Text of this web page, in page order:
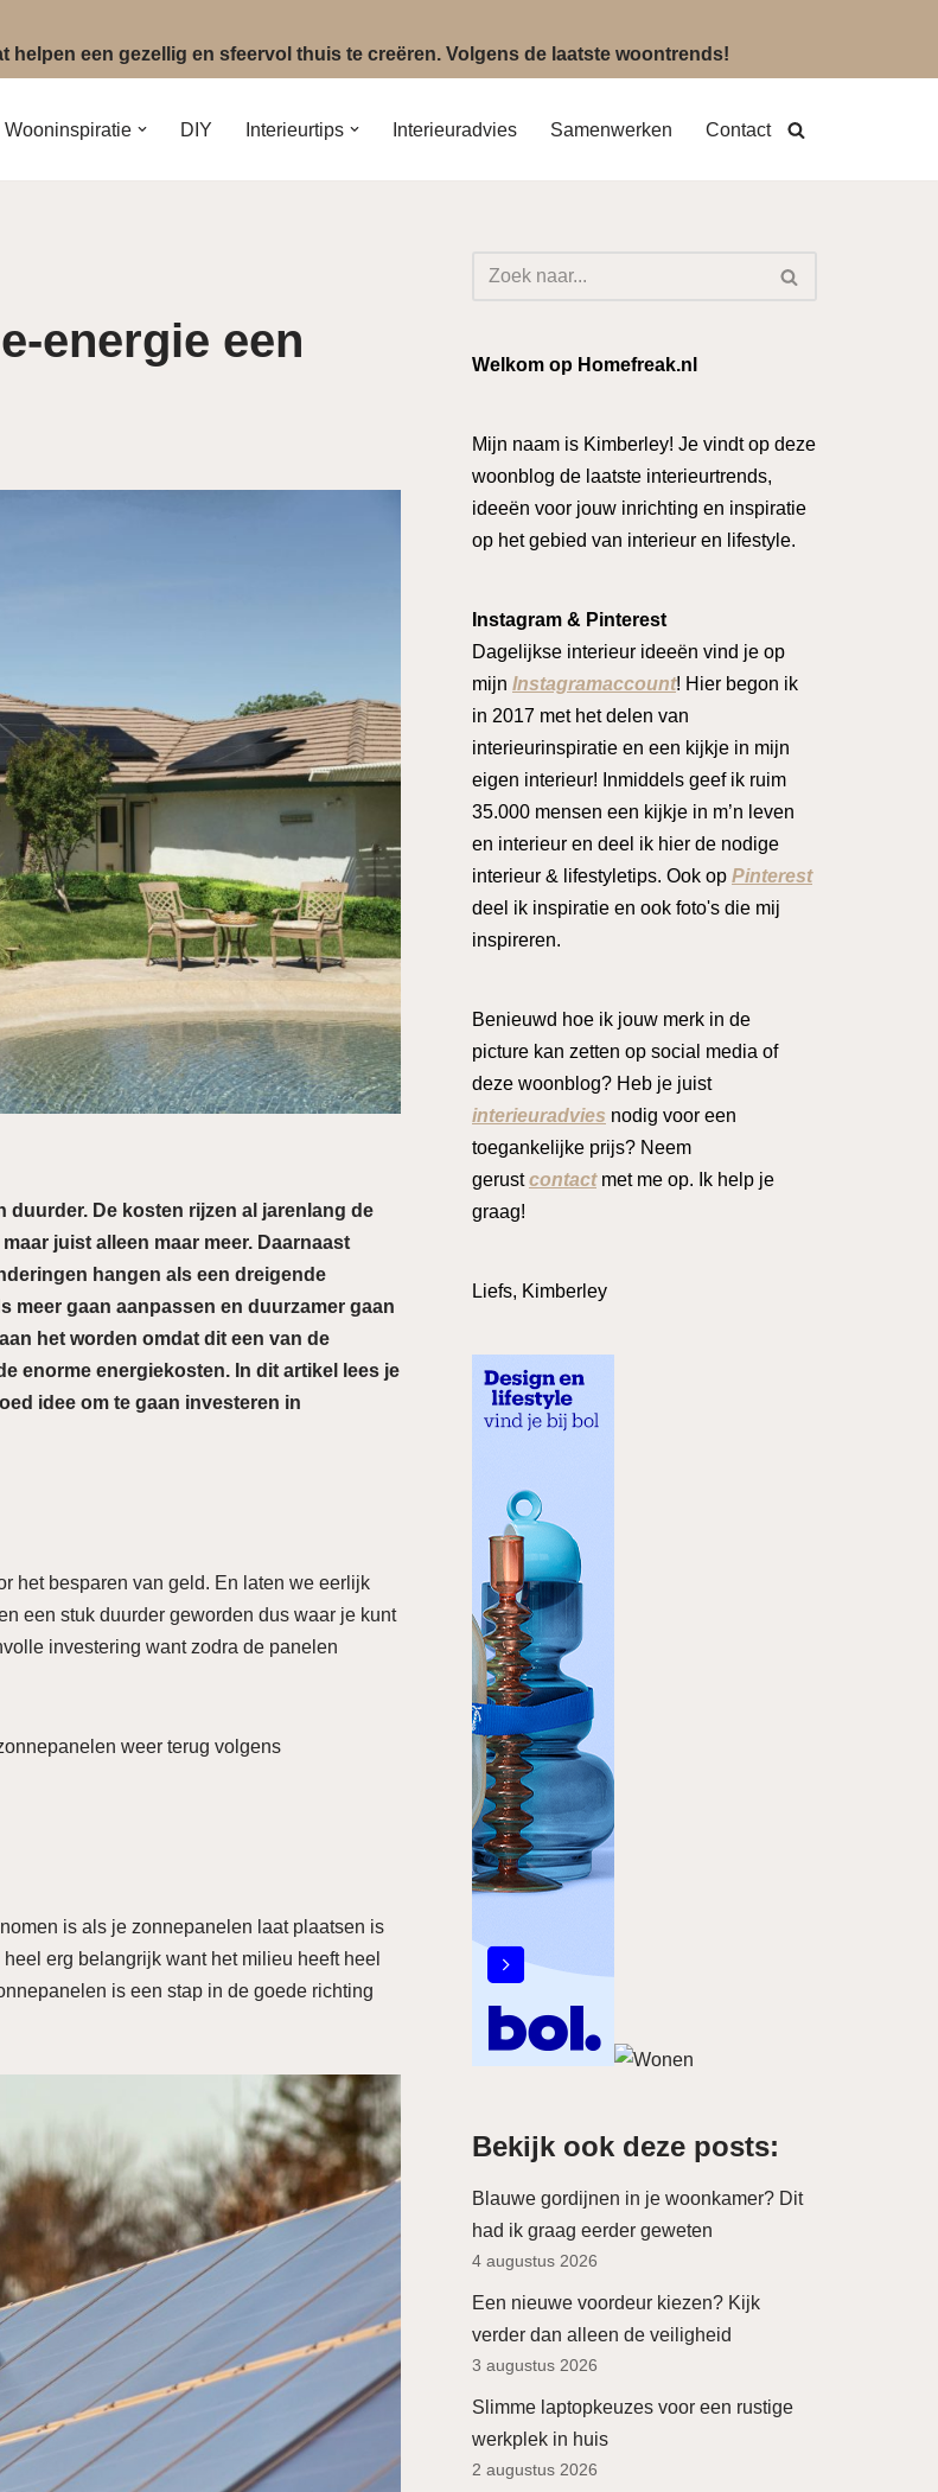
een gezellig en sfeervol thuis te creëren. Volgens de laatste woontrends!
Wooninspiratie DIY Interieurtips Interieuradvies Samenwerken Contact
energie een
duurder. De kosten rijzen al jarenlang de
juist alleen maar meer. Daarnaast
hangen als een dreigende
meer gaan aanpassen en duurzamer gaan
het worden omdat dit een van de
enorme energiekosten. In dit artikel lees je
idee om te gaan investeren in
het besparen van geld. En laten we eerlijk
een stuk duurder geworden dus waar je kunt
investering want zodra de panelen
weer terug volgens
is als je zonnepanelen laat plaatsen is
erg belangrijk want het milieu heeft heel
is een stap in de goede richting
Welkom op Homefreak.nl
Mijn naam is Kimberley! Je vindt op deze
woonblog de laatste interieurtrends,
ideeën voor jouw inrichting en inspiratie
op het gebied van interieur en lifestyle.
Instagram & Pinterest
Dagelijkse interieur ideeën vind je op
mijn Instagramaccount! Hier begon ik
in 2017 met het delen van
interieurinspiratie en een kijkje in mijn
eigen interieur! Inmiddels geef ik ruim
35.000 mensen een kijkje in m’n leven
en interieur en deel ik hier de nodige
interieur & lifestyletips. Ook op Pinterest
deel ik inspiratie en ook foto's die mij
inspireren.
Benieuwd hoe ik jouw merk in de
picture kan zetten op social media of
deze woonblog? Heb je juist
interieuradvies nodig voor een
toegankelijke prijs? Neem
gerustcontactmet me op. Ik help je
graag!
Liefs, Kimberley
Bekijk ook deze posts:
Blauwe gordijnen in je woonkamer? Dit
had ik graag eerder geweten
4 augustus 2026
Een nieuwe voordeur kiezen? Kijk
verder dan alleen de veiligheid
3 augustus 2026
Slimme laptopkeuzes voor een rustige
werkplek in huis
2 augustus 2026